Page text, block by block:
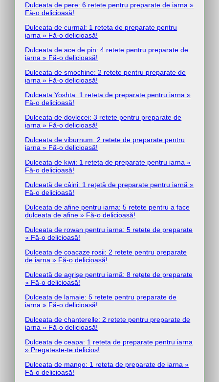
Dulceata de pere: 6 retete pentru preparate de iarna »
Fă-o delicioasă!
Dulceata de curmal: 1 reteta de preparate pentru
iarna » Fă-o delicioasă!
Dulceata de ace de pin: 4 retete pentru preparate de
iarna » Fă-o delicioasă!
Dulceata de smochine: 2 retete pentru preparate de
iarna » Fă-o delicioasă!
Dulceata Yoshta: 1 reteta de preparate pentru iarna »
Fă-o delicioasă!
Dulceata de dovlecei: 3 retete pentru preparate de
iarna » Fă-o delicioasă!
Dulceata de viburnum: 2 retete de preparate pentru
iarna » Fă-o delicioasă!
Dulceata de kiwi: 1 reteta de preparate pentru iarna »
Fă-o delicioasă!
Dulceată de câini: 1 rețetă de preparate pentru iarnă »
Fă-o delicioasă!
Dulceata de afine pentru iarna: 5 retete pentru a face
dulceata de afine » Fă-o delicioasă!
Dulceata de rowan pentru iarna: 5 retete de preparate
» Fă-o delicioasă!
Dulceata de coacaze rosii: 2 retete pentru preparate
de iarna » Fă-o delicioasă!
Dulceată de agrișe pentru iarnă: 8 rețete de preparate
» Fă-o delicioasă!
Dulceata de lamaie: 5 retete pentru preparate de
iarna » Fă-o delicioasă!
Dulceata de chanterelle: 2 retete pentru preparate de
iarna » Fă-o delicioasă!
Dulceata de ceapa: 1 reteta de preparate pentru iarna
» Pregateste-te delicios!
Dulceata de mango: 1 reteta de preparate de iarna »
Fă-o delicioasă!